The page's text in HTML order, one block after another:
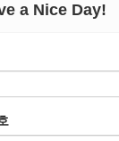
a Nice Day!